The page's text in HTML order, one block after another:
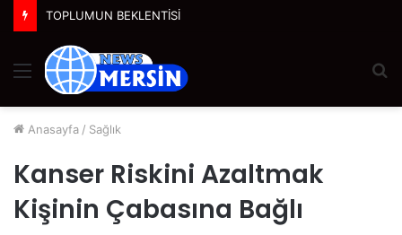
TOPLUMUN BEKLENTİSİ
Menü
Anasayfa / Sağlık
Kanser Riskini Azaltmak
Kişinin Çabasına Bağlı